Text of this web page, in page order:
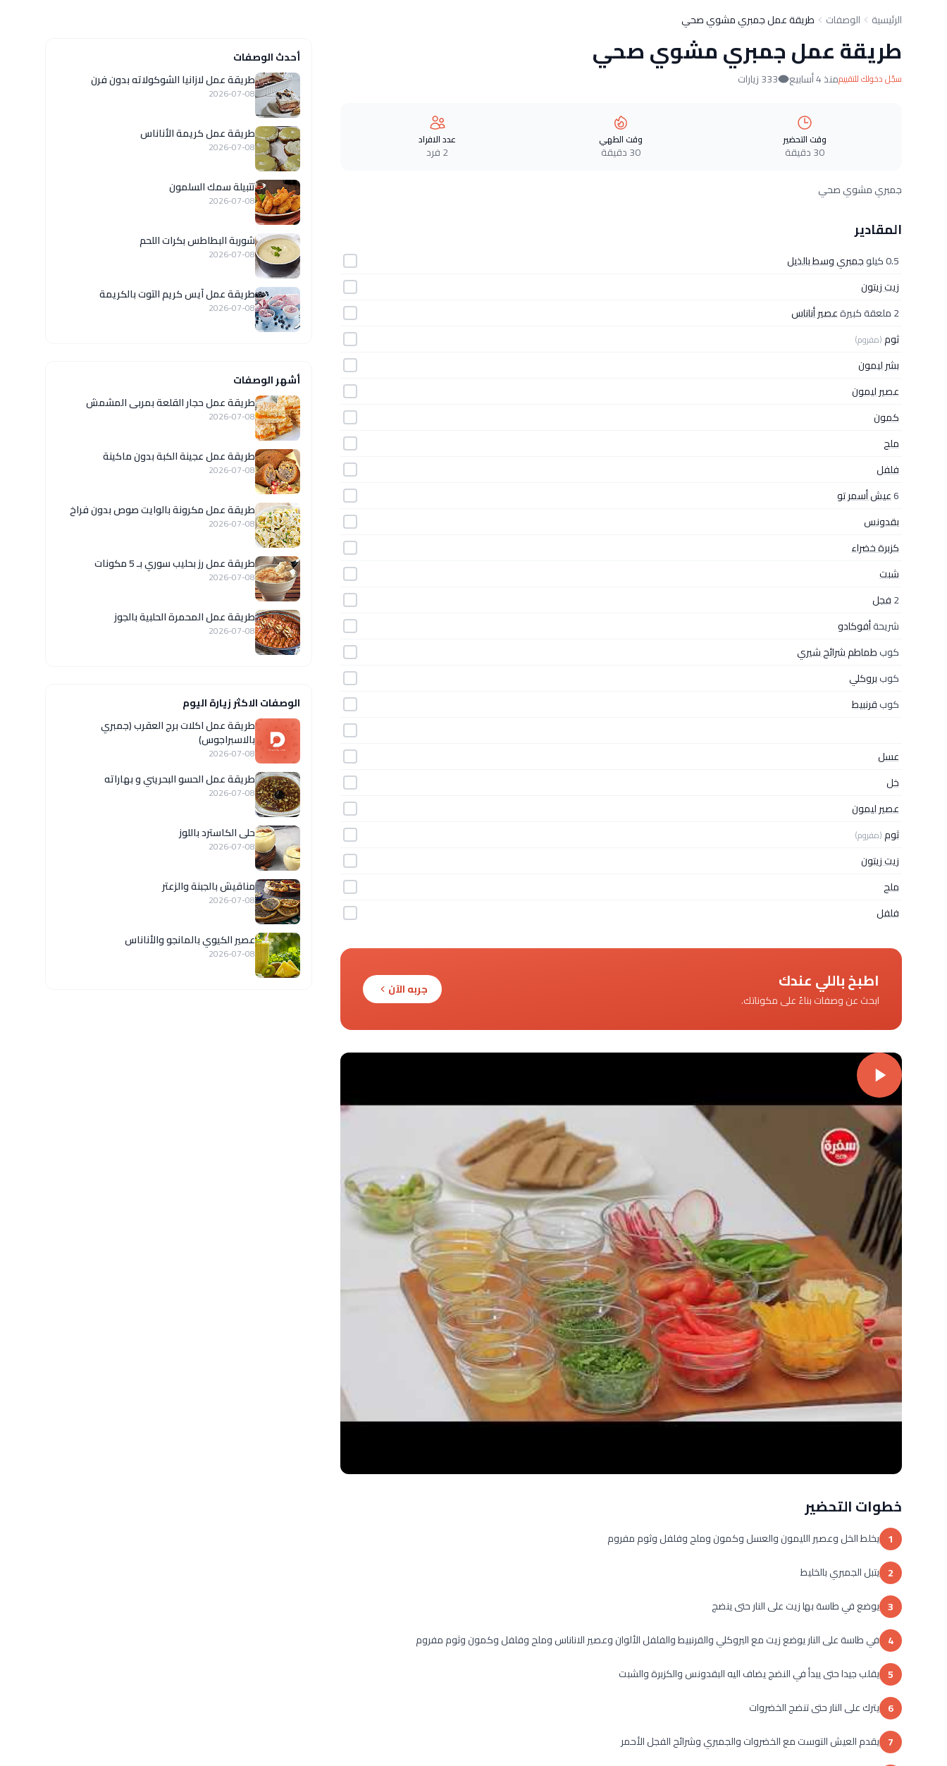
الرئيسية الوصفات طريقة عمل جمبري مشوي صحي
طريقة عمل جمبري مشوي صحي
سجّل دخولك للتقييممنذ 4 أسابيع 333 زيارات
وقت التحضير
30 دقيقة
وقت الطهي
30 دقيقة
عدد الافراد
2 فرد
جمبري مشوي صحي
المقادير
0.5 كيلو
جمبري وسط بالذيل
زيت زيتون
2 ملعقة كبيرة
عصير أناناس
ثوم(مفروم)
بشر ليمون
عصير ليمون
كمون
ملح
فلفل
6عيش أسمر تو
بقدونس
كزبرة خضراء
شبت
2فجل
شريحةأفوكادو
كوبطماطم شرائح شيري
كوببروكلي
كوبقرنبيط
عسل
خل
عصير ليمون
ثوم(مفروم)
زيت زيتون
ملح
فلفل
اطبخ باللي عندك
ابحث عن وصفات بناءً على مكوناتك.
جربه الآن
خطوات التحضير
1 يخلط الخل وعصير الليمون والعسل وكمون وملح وفلفل وثوم مفروم
2 يتبل الجمبري بالخليط
3 يوضع في طاسة بها زيت على النار حتى ينضج
4 في طاسة على النار يوضع زيت مع البروكلي والقرنبيط والفلفل الألوان وعصير الاناناس وملح وفلفل وكمون وثوم مفروم
5 يقلب جيدا حتى يبدأ في النضج يضاف اليه البقدونس والكزبرة والشبت
6 يترك على النار حتى تنضج الخضروات
7 يقدم العيش التوست مع الخضروات والجمبري وشرائح الفجل الأحمر
أحدث الوصفات
طريقة عمل لازانيا الشوكولاته بدون فرن
2026-07-08
طريقة عمل كريمة الأناناس
2026-07-08
تتبيلة سمك السلمون
2026-07-08
شوربة البطاطس بكرات اللحم
2026-07-08
طريقة عمل آيس كريم التوت بالكريمة
2026-07-08
أشهر الوصفات
طريقة عمل حجار القلعة بمربى المشمش
2026-07-08
طريقة عمل عجينة الكبة بدون ماكينة
2026-07-08
طريقة عمل مكرونة بالوايت صوص بدون فراخ
2026-07-08
طريقة عمل رز بحليب سوري بـ 5 مكونات
2026-07-08
طريقة عمل المحمرة الحلبية بالجوز
2026-07-08
الوصفات الاكثر زيارة اليوم
طريقة عمل اكلات برج العقرب (جمبري
بالاسبراجوس)
2026-07-08
طريقة عمل الحسو البحريني و بهاراته
2026-07-08
حلى الكاسترد باللوز
2026-07-08
مناقيش بالجبنة والزعتر
2026-07-08
عصير الكيوي بالمانجو والأناناس
2026-07-08